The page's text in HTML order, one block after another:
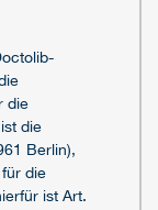
die
die
Berlin),
die
ist Art.